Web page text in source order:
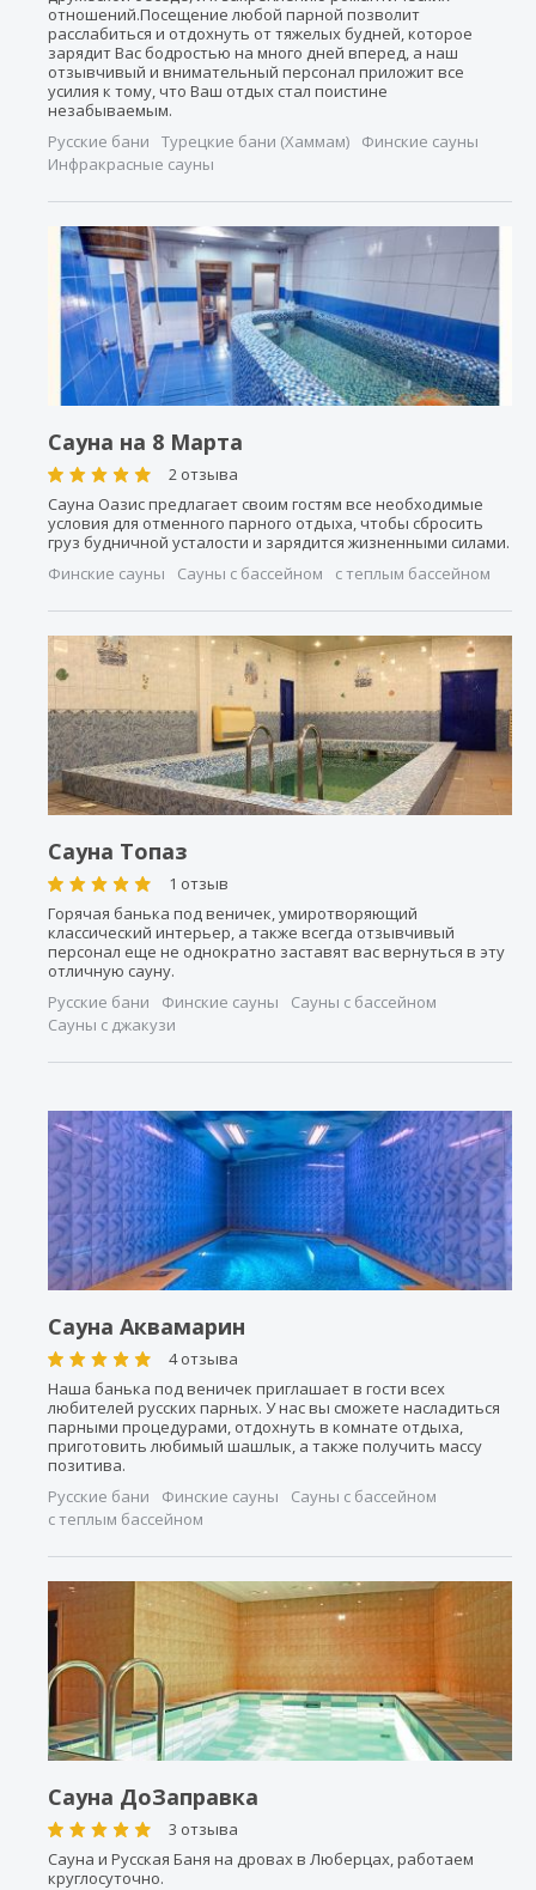
отношений.Посещение любой парной позволит
расслабиться и отдохнуть от тяжелых будней, которое
зарядит Вас бодростью на много дней вперед, а наш
отзывчивый и внимательный персонал приложит все
усилия к тому, что Ваш отдых стал поистине
незабываемым.
Русские бани
Турецкие бани (Хаммам)
Финские сауны
Инфракрасные сауны
Сауна на 8 Марта
2 отзыва
Сауна Оазис предлагает своим гостям все необходимые
условия для отменного парного отдыха, чтобы сбросить
груз будничной усталости и зарядится жизненными силами.
Финские сауны
Сауны с бассейном с теплым бассейном
Сауна Топаз
1 отзыв
Горячая банька под веничек, умиротворяющий
классический интерьер, а также всегда отзывчивый
персонал еще не однократно заставят вас вернуться в эту
отличную сауну.
Русские бани
Финские сауны
Сауны с бассейном
Сауны с джакузи
Сауна Аквамарин
4 отзыва
Наша банька под веничек приглашает в гости всех
любителей русских парных. У нас вы сможете насладиться
парными процедурами, отдохнуть в комнате отдыха,
приготовить любимый шашлык, а также получить массу
позитива.
Русские бани
Финские сауны
Сауны с бассейном
с теплым бассейном
Сауна ДоЗаправка
3 отзыва
Сауна и Русская Баня на дровах в Люберцах, работаем
круглосуточно.